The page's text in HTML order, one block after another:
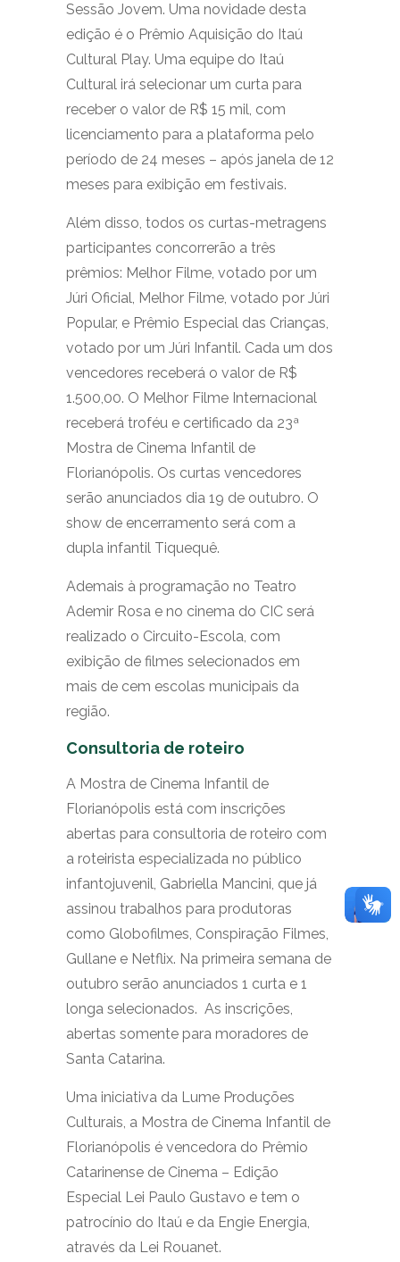
Sessão Jovem. Uma novidade desta
edição é o Prêmio Aquisição do Itaú
Cultural Play. Uma equipe do Itaú
Cultural irá selecionar um curta para
receber o valor de R$ 15 mil, com
licenciamento para a plataforma pelo
período de 24 meses – após janela de 12
meses para exibição em festivais.
Além disso, todos os curtas-metragens
participantes concorrerão a três
prêmios: Melhor Filme, votado por um
Júri Oficial, Melhor Filme, votado por Júri
Popular, e Prêmio Especial das Crianças,
votado por um Júri Infantil. Cada um dos
vencedores receberá o valor de R$
1.500,00. O Melhor Filme Internacional
receberá troféu e certificado da 23ª
Mostra de Cinema Infantil de
Florianópolis. Os curtas vencedores
serão anunciados dia 19 de outubro. O
show de encerramento será com a
dupla infantil Tiquequê.
Ademais à programação no Teatro
Ademir Rosa e no cinema do CIC será
realizado o Circuito-Escola, com
exibição de filmes selecionados em
mais de cem escolas municipais da
região.
Consultoria de roteiro
A Mostra de Cinema Infantil de
Florianópolis está com inscrições
abertas para consultoria de roteiro com
a roteirista especializada no público
infantojuvenil, Gabriella Mancini, que já
assinou trabalhos para produtoras
como Globofilmes, Conspiração Filmes,
Gullane e Netflix. Na primeira semana de
outubro serão anunciados 1 curta e 1
longa selecionados. As inscrições,
abertas somente para moradores de
Santa Catarina.
Uma iniciativa da Lume Produções
Culturais, a Mostra de Cinema Infantil de
Florianópolis é vencedora do Prêmio
Catarinense de Cinema – Edição
Especial Lei Paulo Gustavo e tem o
patrocínio do Itaú e da Engie Energia,
através da Lei Rouanet.